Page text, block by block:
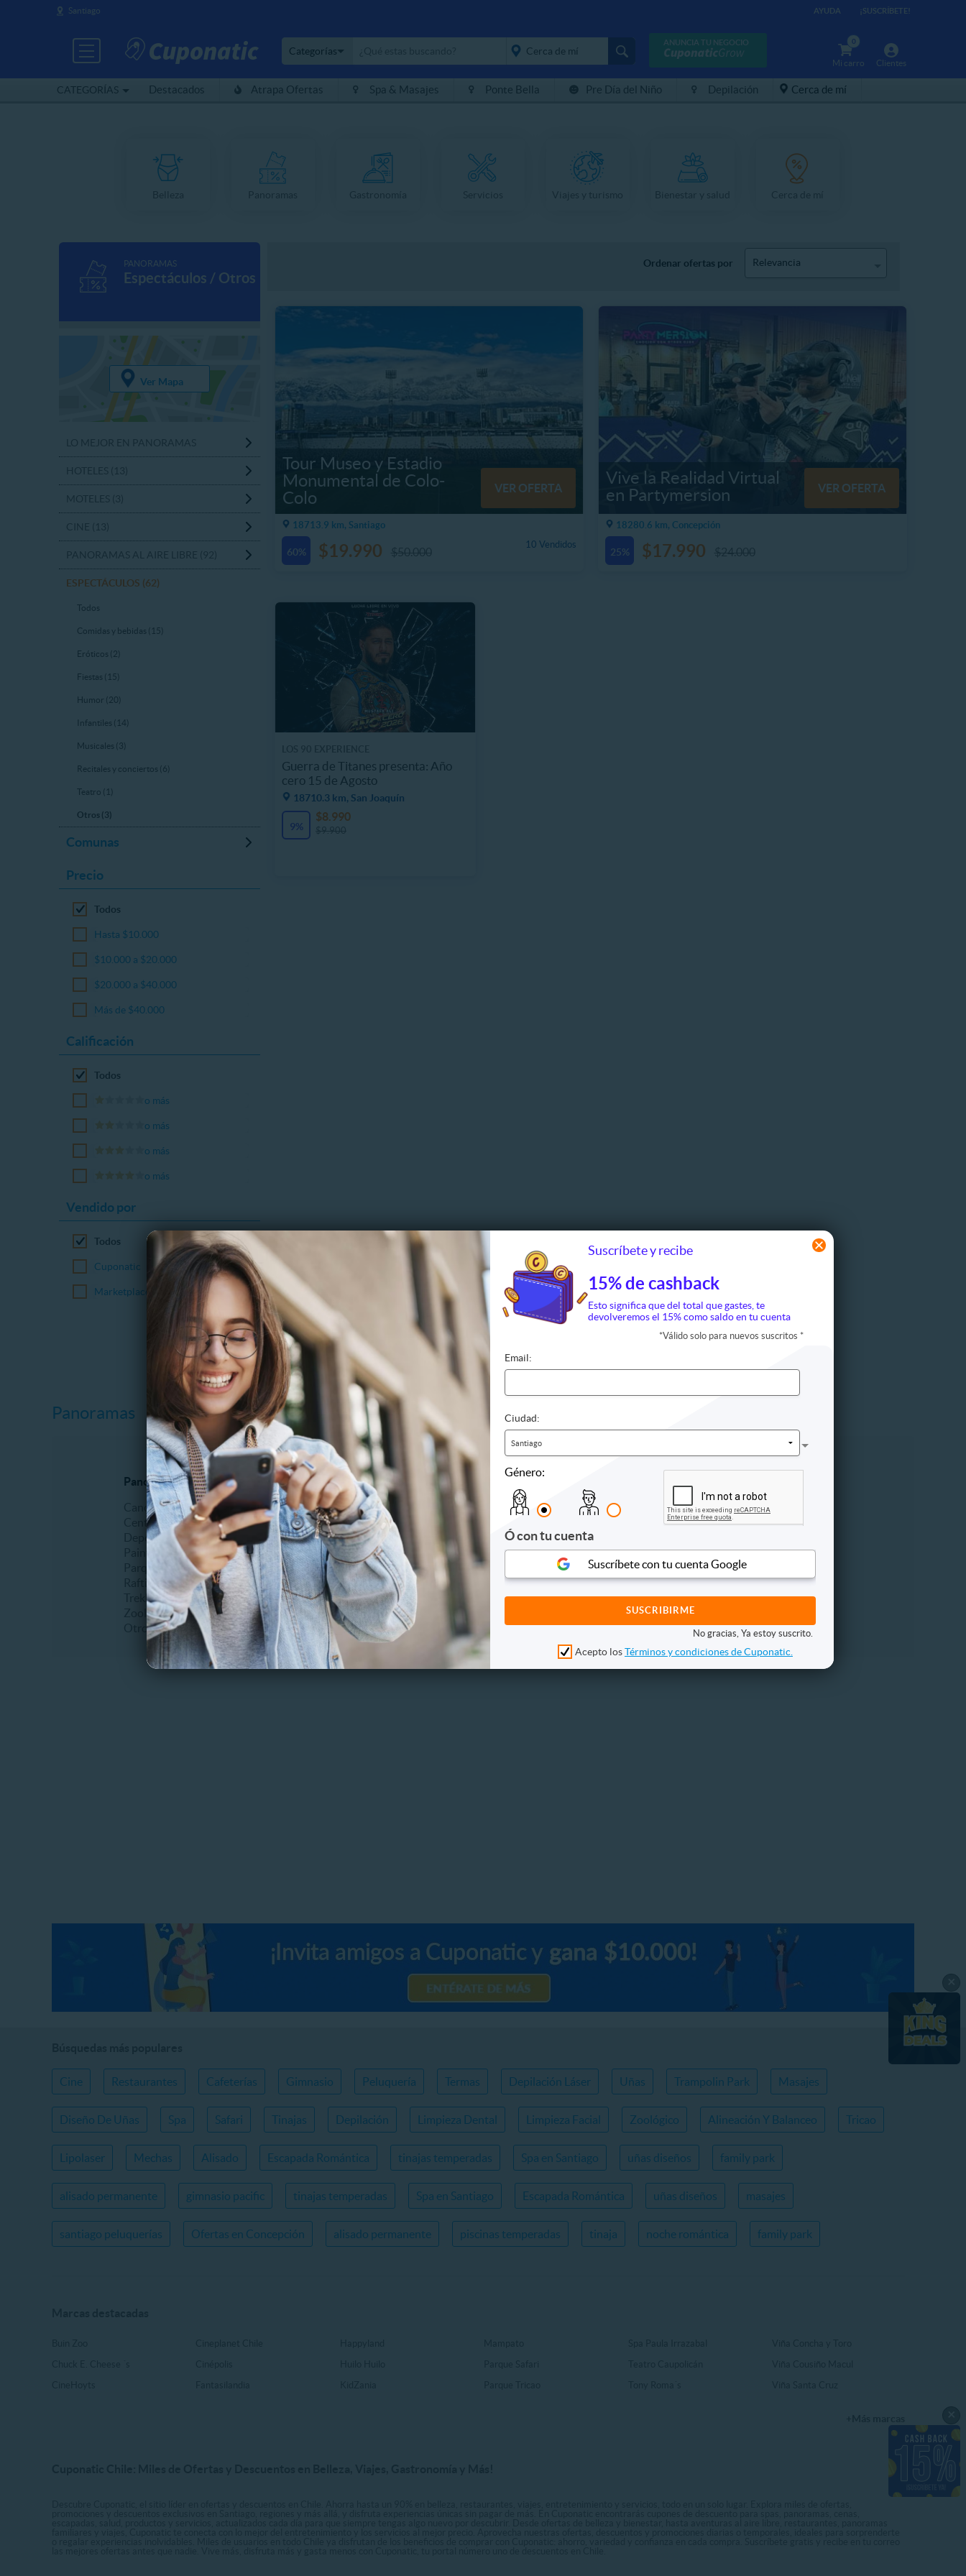
Santiago AYUDA ¡SUSCRÍBETE!
CATEGORÍAS
ANUNCIA TU NEGOCIO
Clientes
Categorías
0
Mi carro
Destacados Atrapa Ofertas Spa & Masajes Ponte Bella Pre Día del Niño Depilación Cerca de mí
Suscríbete y recibe
15% de cashback
Esto significa que del total que gastes, te
devolveremos el 15% como saldo en tu cuenta
*Válido solo para nuevos suscritos *
Email:
Ciudad:
Santiago
Género:
Ó con tu cuenta
Suscríbete con tu cuenta Google
No gracias, Ya estoy suscrito.
Acepto losTérminos y condiciones de Cuponatic.
PANORAMAS
Espectáculos / Otros
Ver Mapa
ESPECTÁCULOS (62)
Todos
Comidas y bebidas (15)
Eróticos (2)
Fiestas (15)
Humor (20)
Infantiles (14)
Musicales (3)
Recitales y conciertos (6)
Teatro (1)
Otros (3)
Comunas
Precio
Todos
Hasta $10.000
$10.000 a $20.000
$20.000 a $40.000
Más de $40.000
Calificación
Todos
o más
o más
o más
o más
Vendido por
Todos
Cuponatic
Marketplace
Ordenar ofertas por Relevancia
Tour Museo y Estadio
Monumental de Colo-
Colo
VER OFERTA
18713.9 km, Santiago
60%
10 Vendidos
$19.990
Vive la Realidad Virtual
en Partymersion
VER OFERTA
18280.6 km, Concepción
25% $17.990
Guerra de Titanes presenta: Año
cero 15 de Agosto
18710.3 km, San Joaquín
9%
$8.990
Panoramas
Panoramas al aire libre
Canopy
Centros de ski
Deportes extremos
Parques de entretenimiento
Rafting
Trekking
Zoológicos
Otros
Espectáculos
Comidas y bebidas
Eróticos
Fiestas
Humor
Infantiles
Musicales
Recitales y conciertos
Teatro
Otros
Cine Restaurantes Cafeterías Gimnasio Peluquería Termas Depilación Láser Uñas Trampolin Park Masajes
Diseño De Uñas Spa Safari Tinajas Depilación Limpieza Dental Limpieza Facial Zoológico Alineación Y Balanceo Tricao
Lipolaser Mechas Alisado Escapada Romántica tinajas temperadas Spa en Santiago uñas diseños family park
alisado permanente gimnasio pacific tinajas temperadas Spa en Santiago Escapada Romántica uñas diseños masajes
santiago peluquerías Ofertas en Concepción alisado permanente piscinas temperadas tinaja noche romántica family park